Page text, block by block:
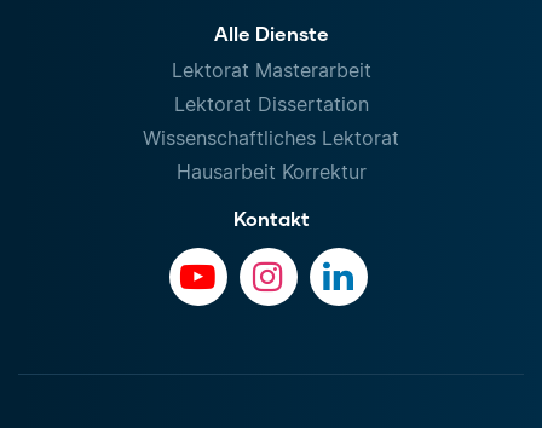
Alle Dienste
Lektorat Masterarbeit
Lektorat Dissertation
Wissenschaftliches Lektorat
Hausarbeit Korrektur
Kontakt